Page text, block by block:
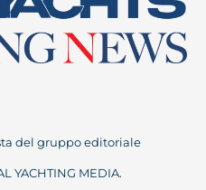
del gruppo editoriale
YACHTING MEDIA.